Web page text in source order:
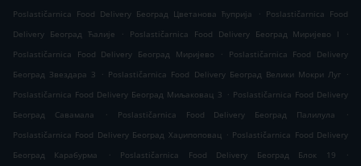
Poslastičarnica Food Delivery Београд Цветанова ћуприја
. Poslastičarnica Food
Delivery Београд Ћалије
. Poslastičarnica Food Delivery Београд Миријево I
.
Poslastičarnica Food Delivery Београд Миријево
.
Poslastičarnica Food Delivery
Београд Звездара 3
. Poslastičarnica Food Delivery Београд Велики Мокри Луг .
Poslastičarnica Food Delivery Београд Миљаковац 3 . Poslastičarnica Food Delivery
Београд Савамала
. Poslastičarnica Food Delivery Београд Палилула
.
Poslastičarnica Food Delivery Београд Хаџипоповац . Poslastičarnica Food Delivery
Београд Карабурма
. Poslastičarnica Food Delivery Београд Блок 19
.